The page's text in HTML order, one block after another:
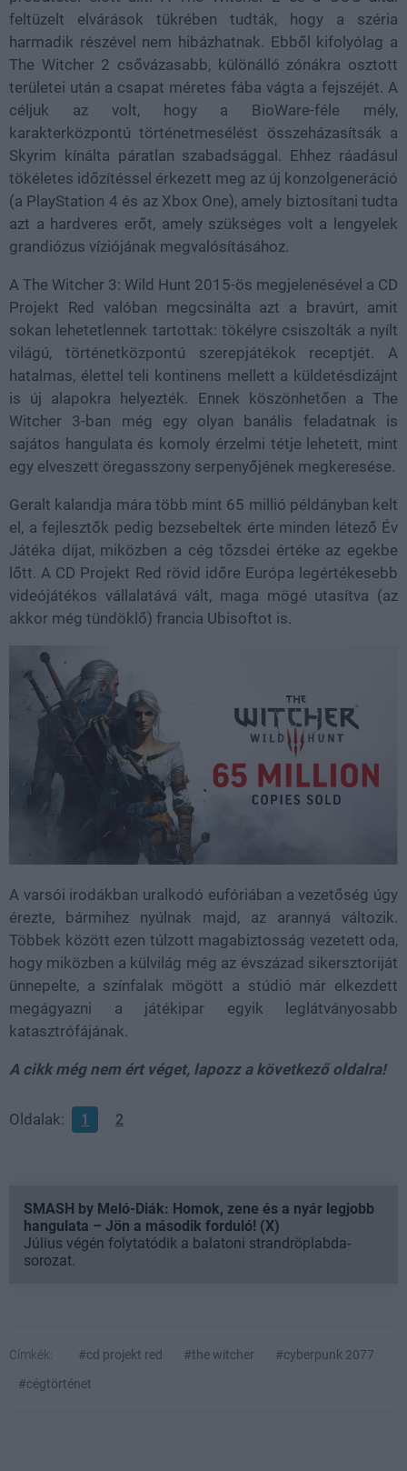
feltüzelt elvárások tükrében tudták, hogy a széria
harmadik részével nem hibázhatnak. Ebből kifolyólag a
The Witcher 2 csővázasabb, különálló zónákra osztott
területei után a csapat méretes fába vágta a fejszéjét. A
céljuk az volt, hogy a BioWare-féle mély,
karakterközpontú történetmesélést összeházasítsák a
Skyrim kínálta páratlan szabadsággal. Ehhez ráadásul
tökéletes időzítéssel érkezett meg az új konzolgeneráció
(a PlayStation 4 és az Xbox One), amely biztosítani tudta
azt a hardveres erőt, amely szükséges volt a lengyelek
grandiózus víziójának megvalósításához.
A The Witcher 3: Wild Hunt 2015-ös megjelenésével a CD
Projekt Red valóban megcsinálta azt a bravúrt, amit
sokan lehetetlennek tartottak: tökélyre csiszolták a nyílt
világú, történetközpontú szerepjátékok receptjét. A
hatalmas, élettel teli kontinens mellett a küldetésdizájnt
is új alapokra helyezték. Ennek köszönhetően a The
Witcher 3-ban még egy olyan banális feladatnak is
sajátos hangulata és komoly érzelmi tétje lehetett, mint
egy elveszett öregasszony serpenyőjének megkeresése.
Geralt kalandja mára több mint 65 millió példányban kelt
el, a fejlesztők pedig bezsebeltek érte minden létező Év
Játéka díjat, miközben a cég tőzsdei értéke az egekbe
lőtt. A CD Projekt Red rövid időre Európa legértékesebb
videójátékos vállalatává vált, maga mögé utasítva (az
akkor még tündöklő) francia Ubisoftot is.
A varsói irodákban uralkodó eufóriában a vezetőség úgy
érezte, bármihez nyúlnak majd, az arannyá változik.
Többek között ezen túlzott magabiztosság vezetett oda,
hogy miközben a külvilág még az évszázad sikersztoriját
ünnepelte, a színfalak mögött a stúdió már elkezdett
megágyazni a játékipar egyik leglátványosabb
katasztrófájának.
A cikk még nem ért véget, lapozz a következő oldalra!
Oldalak: 1 2
SMASH by Meló-Diák: Homok, zene és a nyár legjobb
hangulata – Jön a második forduló! (X)
Július végén folytatódik a balatoni strandröplabda-
sorozat.
Címkék: #cd projekt red #the witcher
#cyberpunk 2077
#cégtörténet